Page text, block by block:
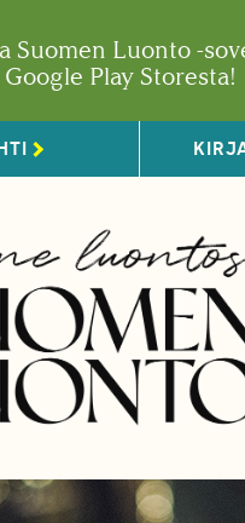
Suomen Luonto -
Google Play Storesta!